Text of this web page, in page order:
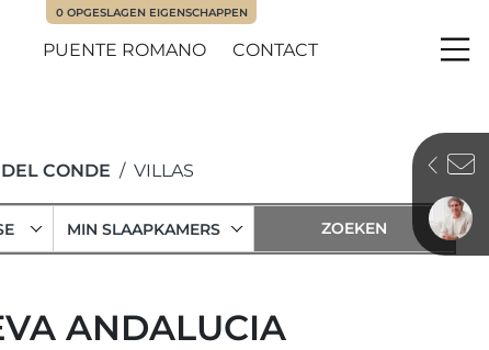
PUENTE ROMANO CONTACT
0 OPGESLAGEN EIGENSCHAPPEN
CONDE VILLAS
MIN SLAAPKAMERS
ANDALUCIA